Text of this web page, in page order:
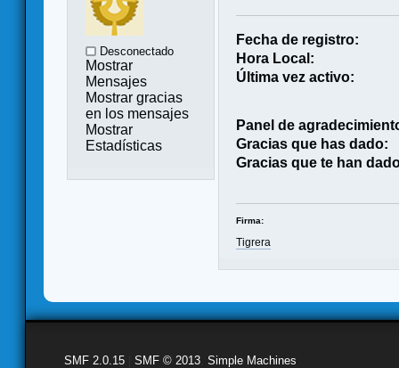
Desconectado
Mostrar
Mensajes
Mostrar gracias
en los mensajes
Mostrar
Estadísticas
Fecha de registro:
Hora Local:
Última vez activo:
Panel de
Gracias que has dado:
Gracias que te han
Firma:
Tigrera
SMF 2.0.15 SMF © 2013 Simple Machines